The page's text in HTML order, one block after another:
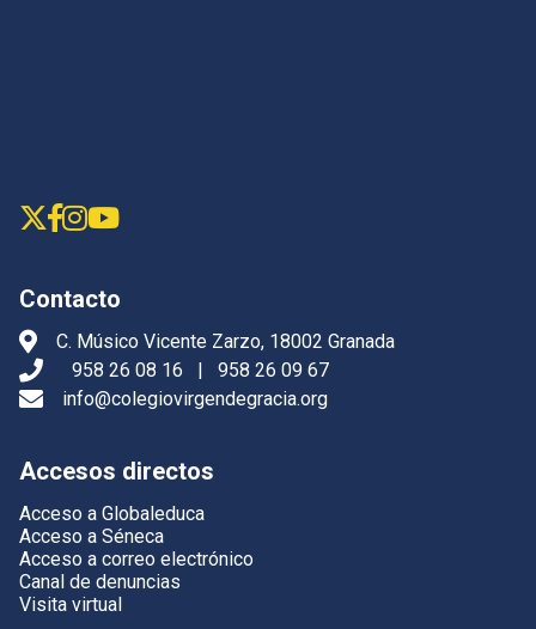
Contacto
C. Músico Vicente Zarzo, 18002 Granada
958 26 08 16
|
958 26 09 67
info@colegiovirgendegracia.org
Accesos directos
Acceso a Globaleduca
Acceso a Séneca
Acceso a correo electrónico
Canal de denuncias
Visita virtual